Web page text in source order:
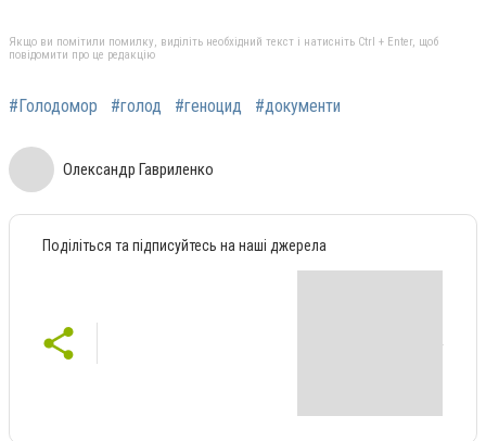
Якщо ви помітили помилку, виділіть необхідний текст і натисніть Ctrl + Enter, щоб
повідомити про це редакцію
#Голодомор #голод #геноцид #документи
Олександр Гавриленко
Поділіться та підписуйтесь на наші джерела